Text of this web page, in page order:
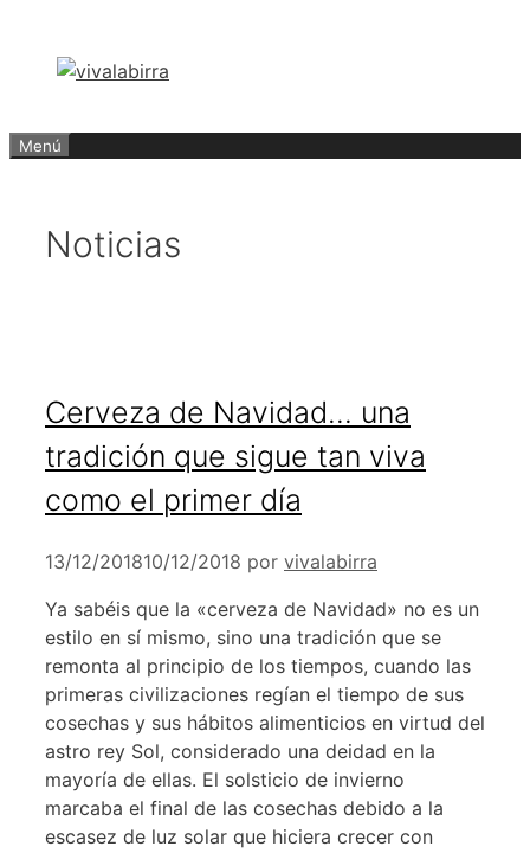
contenido
Menú
Noticias
Cerveza de Navidad… una
tradición que sigue tan viva
como el primer día
13/12/201810/12/2018 por vivalabirra
Ya sabéis que la «cerveza de Navidad» no es un
estilo en sí mismo, sino una tradición que se
remonta al principio de los tiempos, cuando las
primeras civilizaciones regían el tiempo de sus
cosechas y sus hábitos alimenticios en virtud del
astro rey Sol, considerado una deidad en la
mayoría de ellas. El solsticio de invierno
marcaba el final de las cosechas debido a la
escasez de luz solar que hiciera crecer con